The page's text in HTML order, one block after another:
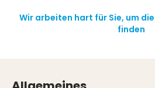
Wir arbeiten hart für Sie, um
finden